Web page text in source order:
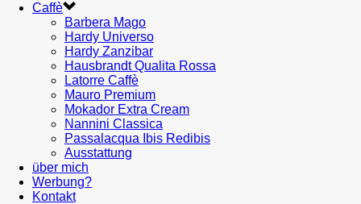
Caffè
Barbera Mago
Hardy Universo
Hardy Zanzibar
Hausbrandt Qualita Rossa
Latorre Caffè
Mauro Premium
Mokador Extra Cream
Nannini Classica
Passalacqua Ibis Redibis
Ausstattung
über mich
Werbung?
Kontakt